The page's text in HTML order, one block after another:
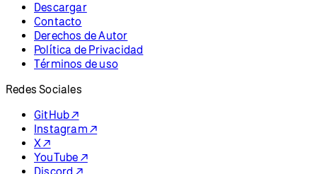
Descargar
Contacto
Derechos de Autor
Política de Privacidad
Términos de uso
Redes Sociales
GitHub ↗
Instagram ↗
X ↗
YouTube ↗